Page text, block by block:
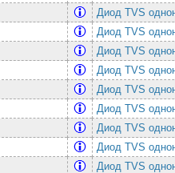
Диод TVS
Диод TVS
Диод TVS
Диод TVS
Диод TVS
Диод TVS
Диод TVS
Диод TVS
Диод TVS